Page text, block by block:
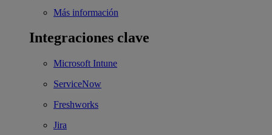
Más información
Integraciones clave
Microsoft Intune
ServiceNow
Freshworks
Jira